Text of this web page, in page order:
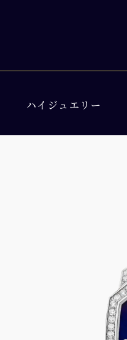
ハイジュエリー